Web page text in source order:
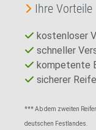
Ihre Vorteile
kostenloser
schneller
kompetente
sicherer
*** Ab dem zweiten
deutschen Festlandes.